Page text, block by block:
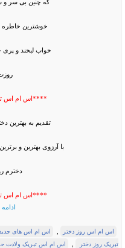
که چنین بی سر و
خوشترین خاطره
خواب لبخند و
****اس ام اس
تقدیم به بهترین
با آرزوی بهترین و
دخترم
****اس ام اس
اس ام اس روز دختر اس ام اس های جدید
تبریک روز دختر
اس ام اس تبریک ولادت